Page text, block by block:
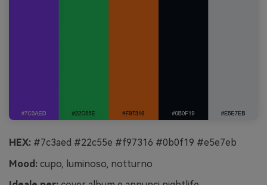
HEX: #7c3aed #22c55e #f97316 #0b0f19 #e5e7eb
Mood: cupo, luminoso, notturno